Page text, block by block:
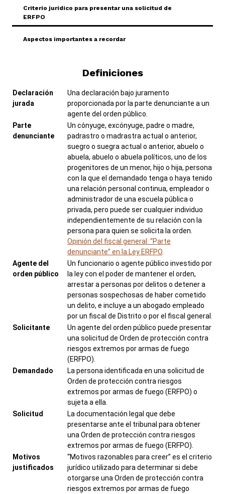
Criterio jurídico para presentar una solicitud de
ERFPO
Toggle Accordion
Aspectos importantes a recordar
Definiciones
Declaración
jurada
Una declaración bajo juramento
proporcionada por la parte denunciante a un
agente del orden público.
Parte
denunciante
Un cónyuge, excónyuge, padre o madre,
padrastro o madrastra actual o anterior,
suegro o suegra actual o anterior, abuelo o
abuela, abuelo o abuela políticos, uno de los
progenitores de un menor, hijo o hija, persona
con la que el demandado tenga o haya tenido
una relación personal continua, empleador o
administrador de una escuela pública o
privada, pero puede ser cualquier individuo
independientemente de su relación con la
persona para quien se solicita la orden.
Opinión del fiscal general: “Parte
denunciante” en la Ley ERFPO
Agente del
orden público
Un funcionario o agente público investido por
la ley con el poder de mantener el orden,
arrestar a personas por delitos o detener a
personas sospechosas de haber cometido
un delito, e incluye a un abogado empleado
por un fiscal de Distrito o por el fiscal general.
Solicitante
Un agente del orden público puede presentar
una solicitud de Orden de protección contra
riesgos extremos por armas de fuego
(ERFPO).
Demandado
La persona identificada en una solicitud de
Orden de protección contra riesgos
extremos por armas de fuego (ERFPO) o
sujeta a ella.
Solicitud
La documentación legal que debe
presentarse ante el tribunal para obtener
una Orden de protección contra riesgos
extremos por armas de fuego (ERFPO).
Motivos
justificados
“Motivos razonables para creer” es el criterio
jurídico utilizado para determinar si debe
otorgarse una Orden de protección contra
riesgos extremos por armas de fuego